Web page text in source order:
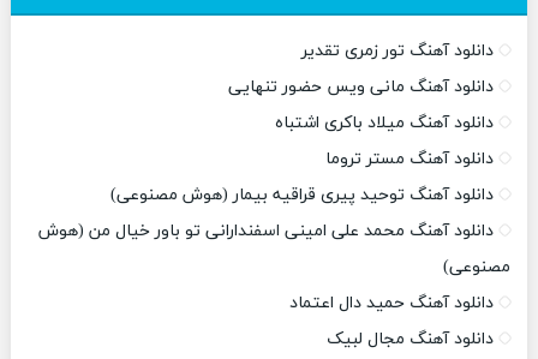
دانلود آهنگ تور زمری تقدیر
دانلود آهنگ مانی ویس حضور تنهایی
دانلود آهنگ میلاد باکری اشتباه
دانلود آهنگ مستر تروما
دانلود آهنگ توحید پیری قراقیه بیمار (هوش مصنوعی)
دانلود آهنگ محمد علی امینی اسفندارانی تو باور خیال من (هوش
مصنوعی)
دانلود آهنگ حمید دال اعتماد
دانلود آهنگ مجال لبیک